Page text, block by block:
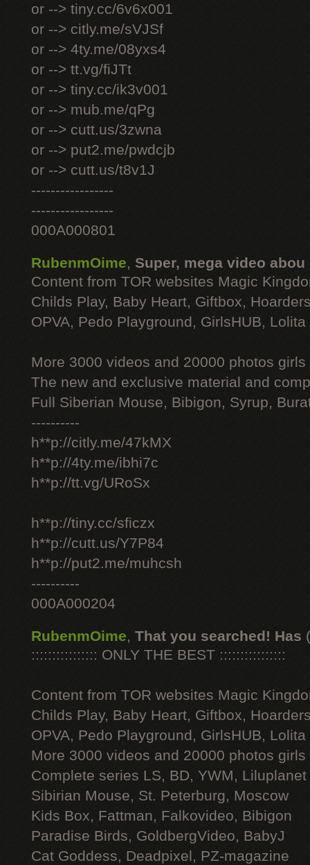
or --> tiny.cc/6v6x001
or --> citly.me/sVJSf
or --> 4ty.me/08yxs4
or --> tt.vg/fiJTt
or --> tiny.cc/ik3v001
or --> mub.me/qPg
or --> cutt.us/3zwna
or --> put2.me/pwdcjb
or --> cutt.us/t8v1J
-----------------
-----------------
000A000801
RubenmOime, Super, mega video abou
Content from TOR websites Magic
Childs Play, Baby Heart, Giftbox,
OPVA, Pedo Playground, GirlsHUB, Lolita
More 3000 videos and 20000 photos
The new and exclusive material and
Full Siberian Mouse, Bibigon, Syrup,
----------
h**p://citly.me/47kMX
h**p://4ty.me/ibhi7c
h**p://tt.vg/URoSx
h**p://tiny.cc/sficzx
h**p://cutt.us/Y7P84
h**p://put2.me/muhcsh
----------
000A000204
RubenmOime, That you searched! Has
:::::::::::::::: ONLY THE BEST ::::::::::::::::
Content from TOR websites Magic
Childs Play, Baby Heart, Giftbox,
OPVA, Pedo Playground, GirlsHUB, Lolita
More 3000 videos and 20000 photos
Complete series LS, BD, YWM, Liluplanet
Sibirian Mouse, St. Peterburg, Moscow
Kids Box, Fattman, Falkovideo, Bibigon
Paradise Birds, GoldbergVideo, BabyJ
Cat Goddess, Deadpixel, PZ-magazine